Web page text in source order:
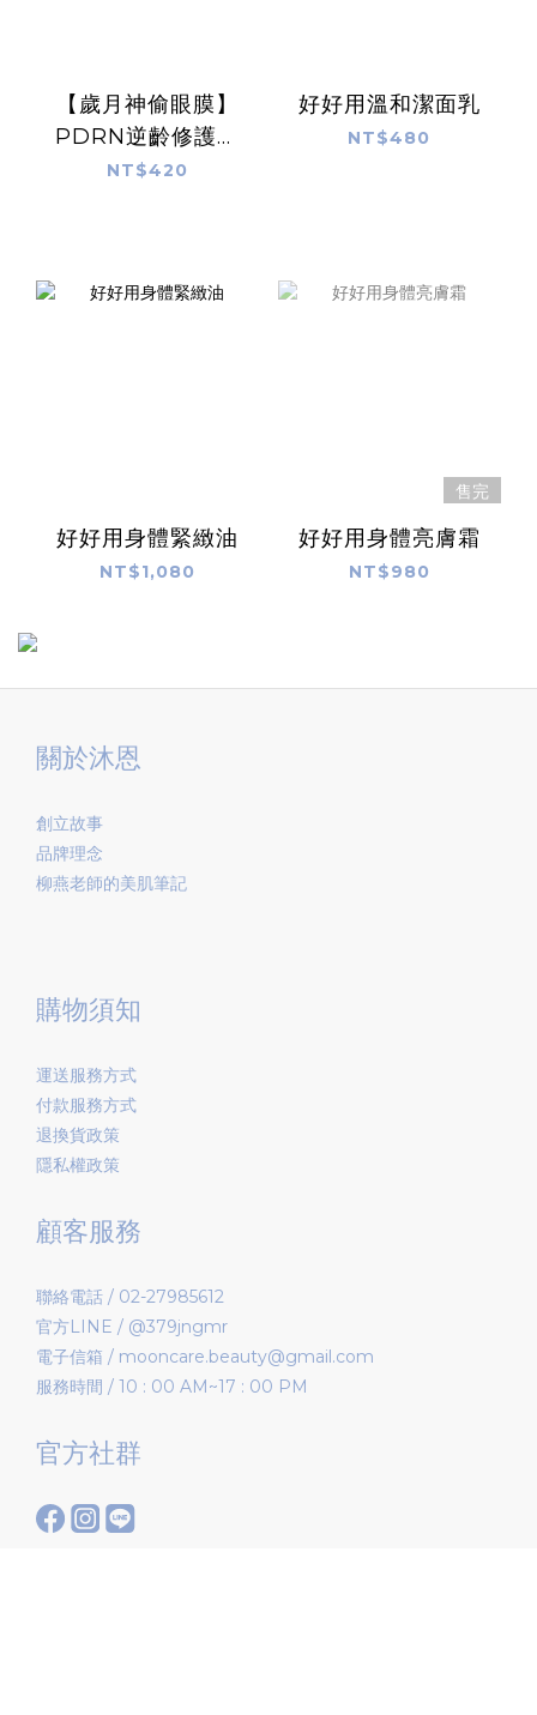
【歲月神偷眼膜】
PDRN逆齡修護眼
膜
NT$420
好好用溫和潔面乳
NT$480
好好用身體緊緻油
NT$1,080
售完
好好用身體亮膚霜
NT$980
關於沐恩
創立故事
品牌理念
柳燕老師的美肌筆記
購物須知
運送服務方式
付款服務方式
退換貨政策
隱私權政策
顧客服務
聯絡電話 / 02-27985612
官方LINE / @379jngmr
電子信箱 / mooncare.beauty@gmail.com
服務時間 / 10 : 00 AM~17 : 00 PM
官方社群